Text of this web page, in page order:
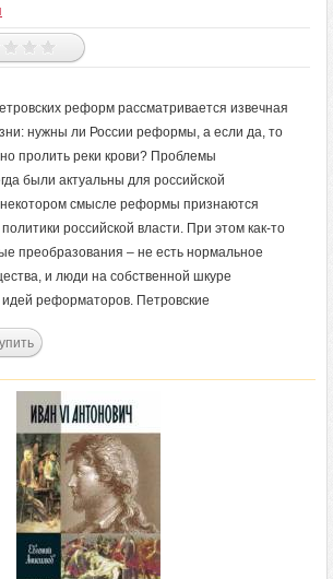
реформ рассматривается извечная
нужны ли России реформы, а если да, то
пролить реки крови? Проблемы
были актуальны для российской
некотором смысле реформы признаются
российской власти. При этом как-то
преобразования – не есть нормальное
и люди на собственной шкуре
реформаторов. Петровские